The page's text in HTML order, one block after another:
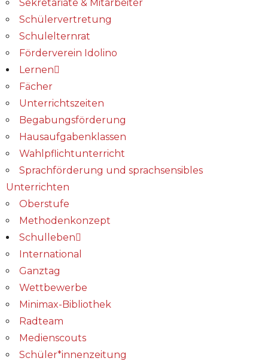
Sekretariate & Mitarbeiter
Schülervertretung
Schulelternrat
Förderverein Idolino
Lernen
Fächer
Unterrichtszeiten
Begabungs­förderung
Hausaufgabenklassen
Wahlpflichtunterricht
Sprachförderung und sprachsensibles
Unterrichten
Oberstufe
Methodenkonzept
Schulleben
International
Ganztag
Wettbewerbe
Minimax-Bibliothek​
Radteam
Medienscouts
Schüler*innenzeitung